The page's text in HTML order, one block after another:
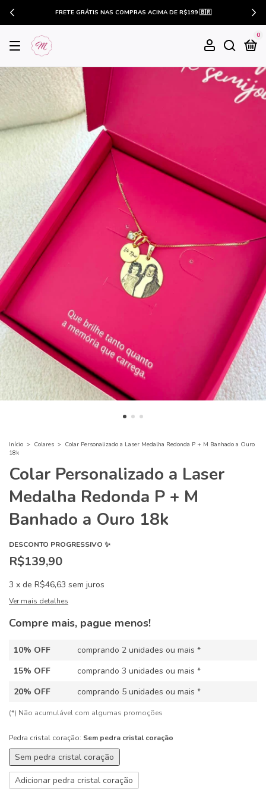
FRETE GRÁTIS NAS COMPRAS ACIMA DE R$199 🇧🇷
0
Início > Colares > Colar Personalizado a Laser Medalha Redonda P + M Banhado a Ouro
18k
Colar Personalizado a Laser
Medalha Redonda P + M
Banhado a Ouro 18k
DESCONTO PROGRESSIVO ✨
R$139,90
3 x de R$46,63 sem juros
Ver mais detalhes
Compre mais, pague menos!
10% OFF
comprando 2 unidades ou mais *
15% OFF
comprando 3 unidades ou mais *
20% OFF
comprando 5 unidades ou mais *
(*) Não acumulável com algumas promoções
Pedra cristal coração: Sem pedra cristal coração
Sem pedra cristal coração
Adicionar pedra cristal coração